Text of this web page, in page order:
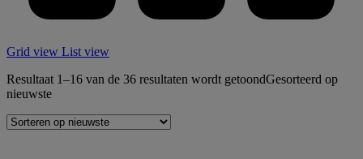
Grid view List view
Resultaat 1–16 van de 36 resultaten wordt getoondGesorteerd op
nieuwste